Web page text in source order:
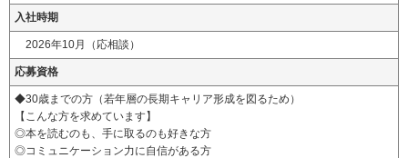
入社時期
2026年10月（応相談）
応募資格
◆30歳までの方（若年層の長期キャリア形成を図るため）
【こんな方を求めています】
◎本を読むのも、手に取るのも好きな方
◎コミュニケーション力に自信がある方